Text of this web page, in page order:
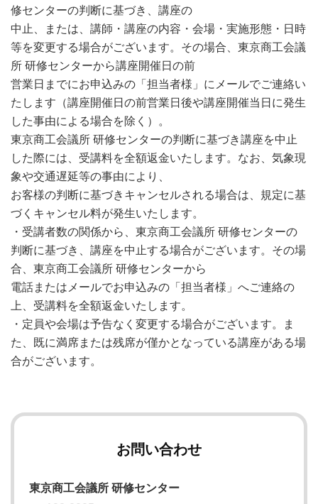
修センターの判断に基づき、講座の
中止、または、講師・講座の内容・会場・実施形態・日時
等を変更する場合がございます。その場合、東京商工会議
所 研修センターから講座開催日の前
営業日までにお申込みの「担当者様」にメールでご連絡い
たします（講座開催日の前営業日後や講座開催当日に発生
した事由による場合を除く）。
東京商工会議所 研修センターの判断に基づき講座を中止
した際には、受講料を全額返金いたします。なお、気象現
象や交通遅延等の事由により、
お客様の判断に基づきキャンセルされる場合は、規定に基
づくキャンセル料が発生いたします。
・受講者数の関係から、東京商工会議所 研修センターの
判断に基づき、講座を中止する場合がございます。その場
合、東京商工会議所 研修センターから
電話またはメールでお申込みの「担当者様」へご連絡の
上、受講料を全額返金いたします。
・定員や会場は予告なく変更する場合がございます。ま
た、既に満席または残席が僅かとなっている講座がある場
合がございます。
お問い合わせ
東京商工会議所 研修センター